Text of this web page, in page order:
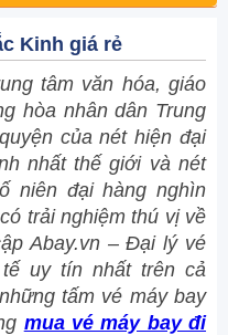
Kinh giá rẻ
tâm văn hóa, giáo
hòa nhân dân Trung
của nét hiện đại
nhất thế giới và nét
niên đại hàng nghìn
trải nghiệm thú vị về
Abay.vn – Đại lý vé
uy tín nhất trên cả
tấm vé máy bay
mua vé máy bay đi